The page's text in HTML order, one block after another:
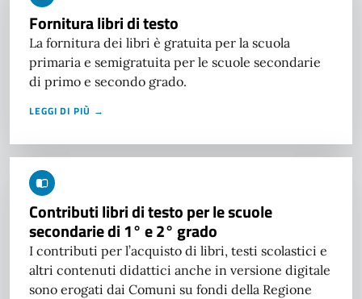
Fornitura libri di testo
La fornitura dei libri è gratuita per la scuola
primaria e semigratuita per le scuole secondarie
di primo e secondo grado.
LEGGI DI PIÙ →
Contributi libri di testo per le scuole
secondarie di 1° e 2° grado
I contributi per l’acquisto di libri, testi scolastici e
altri contenuti didattici anche in versione digitale
sono erogati dai Comuni su fondi della Regione